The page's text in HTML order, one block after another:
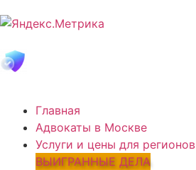
Главная
Адвокаты в Москве
Услуги и цены для регионов
ВЫИГРАННЫЕ ДЕЛА